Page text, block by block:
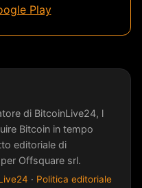
Play
di BitcoinLive24, l
Bitcoin in tempo
editoriale di
Offsquare srl.
· Politica editoriale